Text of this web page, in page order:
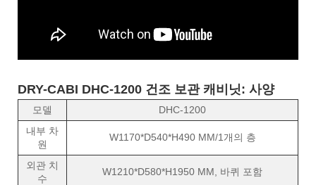
DRY-CABI DHC-1200 건조 보관 캐비닛: 사양
모델
DHC-1200
내부 차
원
W1170*D540*H490 MM/1개의 층
외관 치
수
W1210*D580*H1950 MM, 바퀴 포함